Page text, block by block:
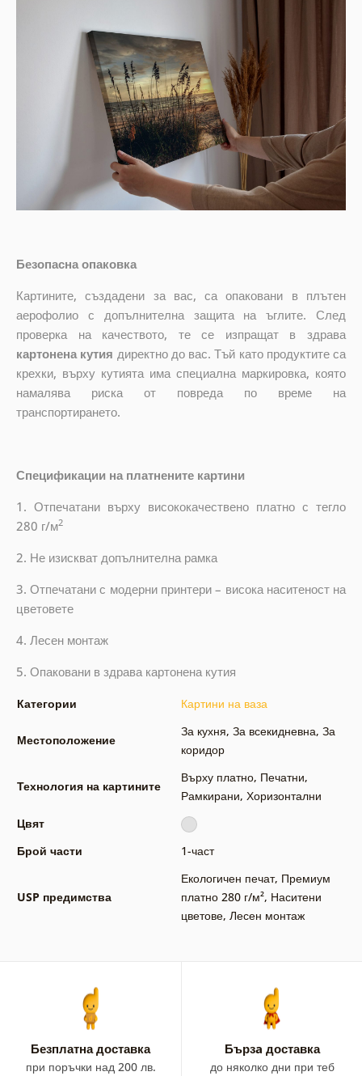
Безопасна опаковка
Картините, създадени за вас, са опаковани в плътен
аерофолио с допълнителна защита на ъглите. След
проверка на качеството, те се изпращат в здрава
картонена кутия директно до вас. Тъй като продуктите са
крехки, върху кутията има специална маркировка, която
намалява риска от повреда по време на
транспортирането.
Спецификации на платнените картини
1. Отпечатани върху висококачествено платно с тегло
280 г/м2
2. Не изискват допълнителна рамка
3. Отпечатани с модерни принтери – висока наситеност на
цветовете
4. Лесен монтаж
5. Опаковани в здрава картонена кутия
Категории Картини на ваза
Местоположение
За кухня, За всекидневна, За
коридор
Технология на картините
Върху платно, Печатни,
Рамкирани, Хоризонтални
Цвят
Брой части
1-част
USP предимства
Екологичен печат, Премиум
платно 280 г/м², Наситени
цветове, Лесен монтаж
Безплатна доставка
при поръчки над 200 лв.
Бързa доставка
до няколко дни при теб